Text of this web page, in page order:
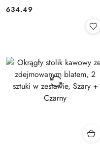
Cena:
634.49